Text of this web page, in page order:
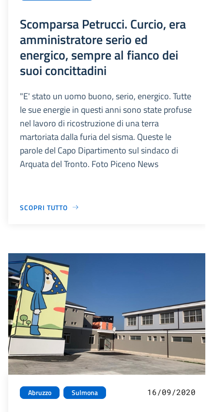
Scomparsa Petrucci. Curcio, era
amministratore serio ed
energico, sempre al fianco dei
suoi concittadini
"E' stato un uomo buono, serio, energico. Tutte
le sue energie in questi anni sono state profuse
nel lavoro di ricostruzione di una terra
martoriata dalla furia del sisma. Queste le
parole del Capo Dipartimento sul sindaco di
Arquata del Tronto. Foto Piceno News
SCOPRI TUTTO
Abruzzo Sulmona 16/09/2020